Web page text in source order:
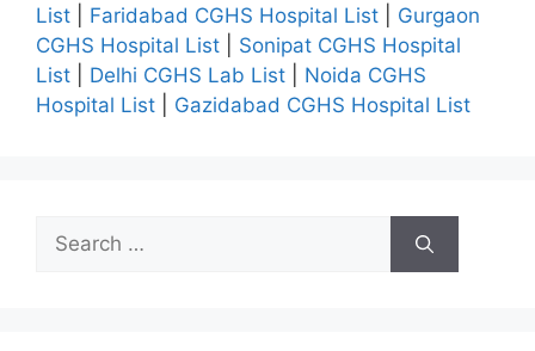
List
Faridabad CGHS Hospital List
Gurgaon
CGHS Hospital List
Sonipat CGHS Hospital
List
Delhi CGHS Lab List
Noida CGHS
Hospital List
Gazidabad CGHS Hospital List
Search
for: